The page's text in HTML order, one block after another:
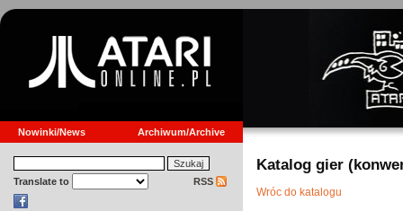
Nowinki/News Archiwum/Archive
Translate to RSS
Katalog gier
Wróc do katalogu